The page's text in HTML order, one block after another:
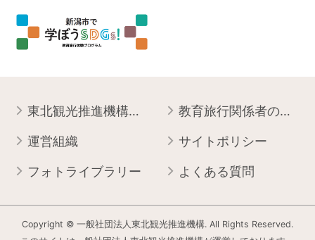
東北観光推進機構について 教育旅行関係者の皆様へ
運営組織 サイトポリシー
フォトライブラリー よくある質問
Copyright © 一般社団法人東北観光推進機構. All Rights Reserved.